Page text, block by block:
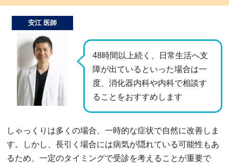
48時間以上続く、日常生活へ支
障が出ているといった場合は一
度、消化器内科や内科で相談す
ることをおすすめします
安江 医師
しゃっくりは多くの場合、一時的な症状で自然に改善しま
す。しかし、長引く場合には病気が隠れている可能性もあ
るため、一定のタイミングで受診を考えることが重要で